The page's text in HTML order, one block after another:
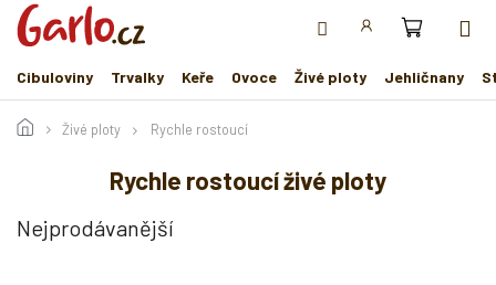
Přejít
obsah
Cibuloviny
Trvalky Keře Ovoce Živé ploty Jehličnany
Živé ploty Rychle rostoucí
Rychle rostoucí živé ploty
Nejprodávanější